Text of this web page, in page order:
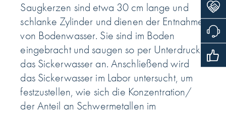
Saugkerzen sind etwa 30 cm lange und
schlanke Zylinder und dienen der Entnahme
von Bodenwasser. Sie sind im Boden
eingebracht und saugen so per Unterdruck
das Sickerwasser an. Anschließend wird
das Sickerwasser im Labor untersucht, um
festzustellen, wie sich die Konzentration/
der Anteil an Schwermetallen im